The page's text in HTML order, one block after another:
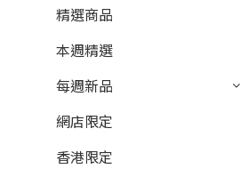
精選商品
本週精選
每週新品
網店限定
香港限定